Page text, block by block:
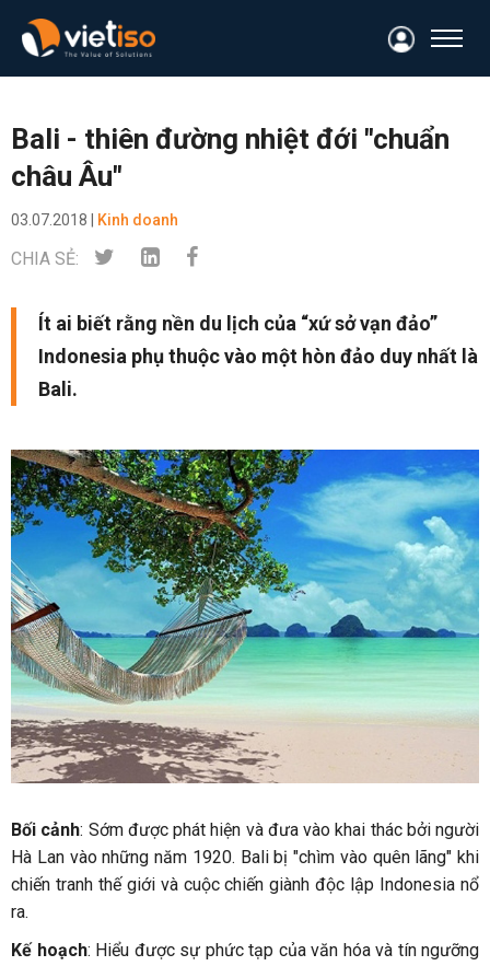
Bali - thiên đường nhiệt đới "chuẩn
châu Âu"
03.07.2018 | Kinh doanh
CHIA SẺ:
Ít ai biết rằng nền du lịch của “xứ sở vạn đảo”
Indonesia phụ thuộc vào một hòn đảo duy nhất là
Bali.
Bối cảnh: Sớm được phát hiện và đưa vào khai thác bởi người
Hà Lan vào những năm 1920. Bali bị "chìm vào quên lãng" khi
chiến tranh thế giới và cuộc chiến giành độc lập Indonesia nổ
ra.
Kế hoạch: Hiểu được sự phức tạp của văn hóa và tín ngưỡng